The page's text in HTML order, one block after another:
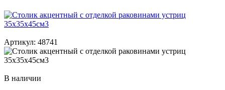
Артикул: 48741
В наличии